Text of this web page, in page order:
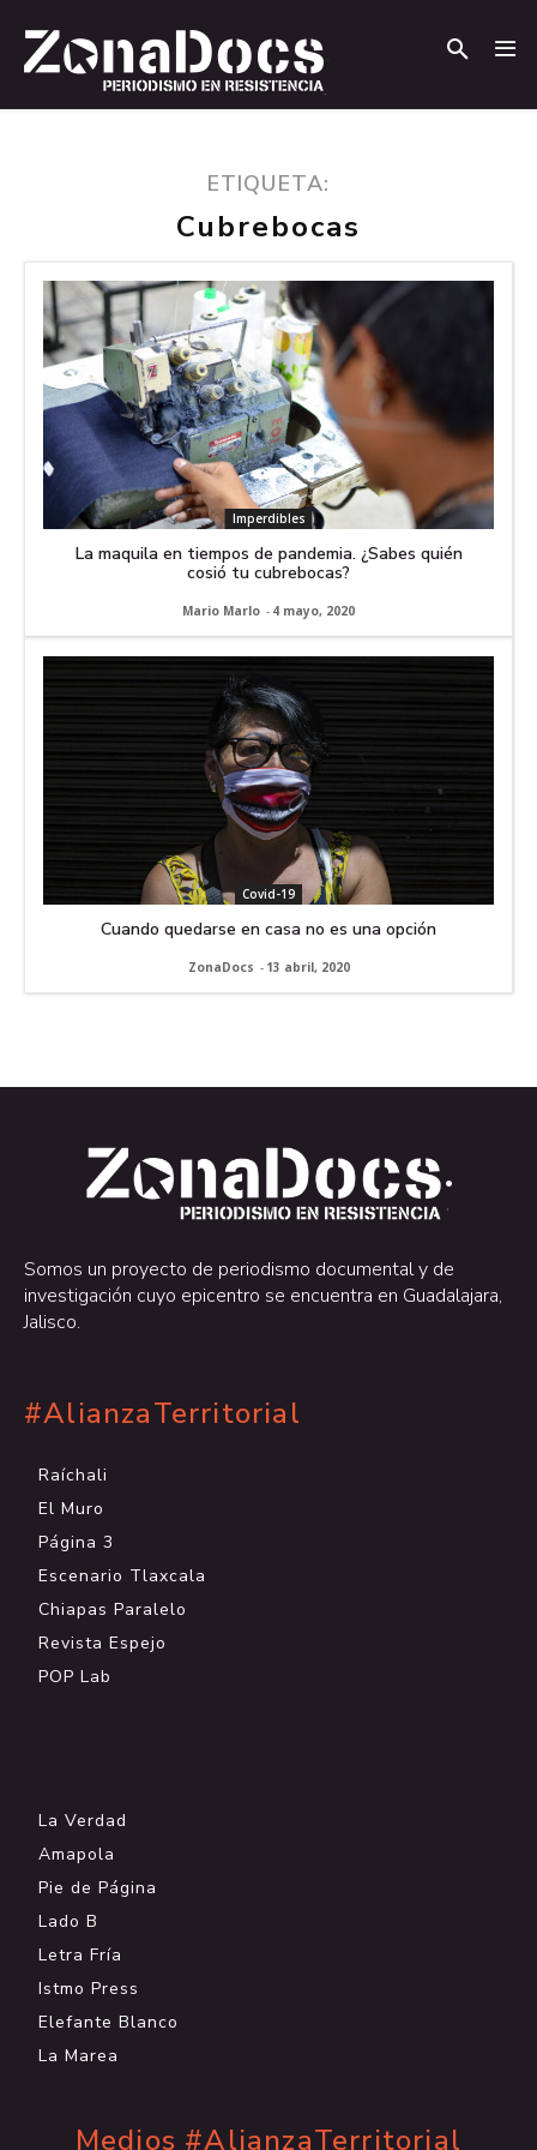
ETIQUETA:
Cubrebocas
Imperdibles
La maquila en tiempos de pandemia. ¿Sabes quién
cosió tu cubrebocas?
Mario Marlo - 4 mayo, 2020
Covid-19
Cuando quedarse en casa no es una opción
ZonaDocs - 13 abril, 2020
.
.
Somos un proyecto de periodismo documental y de
investigación cuyo epicentro se encuentra en Guadalajara,
Jalisco.
#AlianzaTerritorial
Raíchali
El Muro
Página 3
Escenario Tlaxcala
Chiapas Paralelo
Revista Espejo
POP Lab
La Verdad
Amapola
Pie de Página
Lado B
Letra Fría
Istmo Press
Elefante Blanco
La Marea
Medios #AlianzaTerritorial